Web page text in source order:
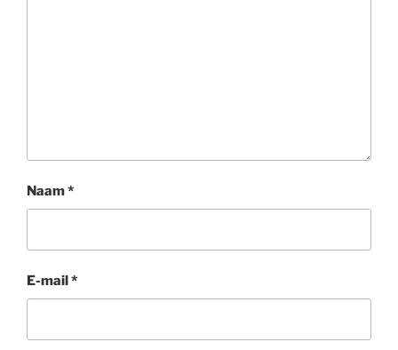
Naam*
E-mail*